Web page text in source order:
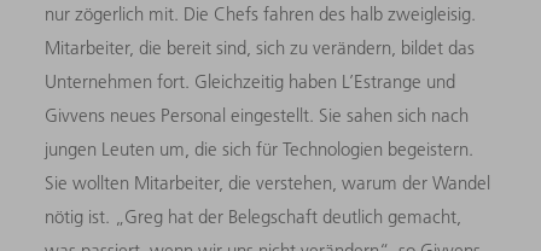
nur zögerlich mit. Die Chefs fahren des halb zweigleisig.
Mitarbeiter, die bereit sind, sich zu verändern, bildet das
Unternehmen fort. Gleichzeitig haben L’Estrange und
Givvens neues Personal eingestellt. Sie sahen sich nach
jungen Leuten um, die sich für Technologien begeistern.
Sie wollten Mitarbeiter, die verstehen, warum der Wandel
nötig ist. „Greg hat der Belegschaft deutlich gemacht,